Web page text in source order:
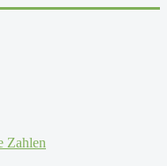
Zahlen